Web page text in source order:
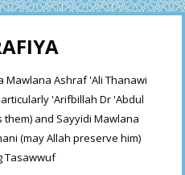
Mawlana Ashraf 'Ali Thanawi
'Arifbillah Dr 'Abdul
and Sayyidi Mawlana
(may Allah preserve him)
Tasawwuf